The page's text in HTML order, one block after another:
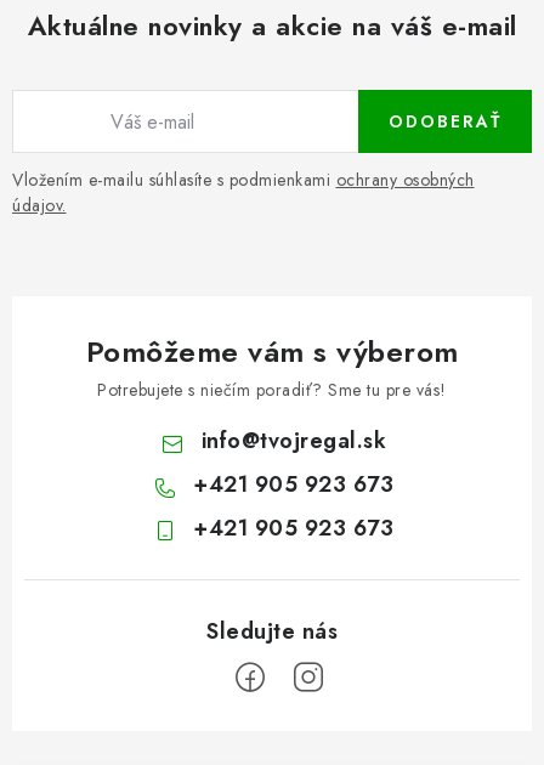
Aktuálne novinky a akcie na váš e-mail
Vložením e-mailu súhlasíte s podmienkami ochrany osobných
údajov.
ODOBERAŤ
Pomôžeme vám s výberom
Potrebujete s niečím poradiť? Sme tu pre vás!
info@tvojregal.sk
+421 905 923 673
+421 905 923 673